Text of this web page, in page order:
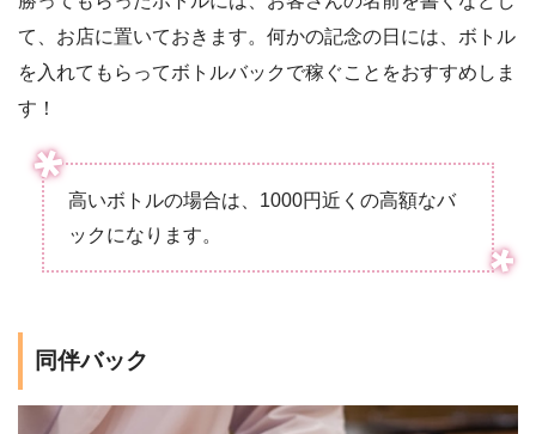
て、お店に置いておきます。何かの記念の日には、ボトル
を入れてもらってボトルバックで稼ぐことをおすすめしま
す！
高いボトルの場合は、1000円近くの高額なバ
ックになります。
同伴バック